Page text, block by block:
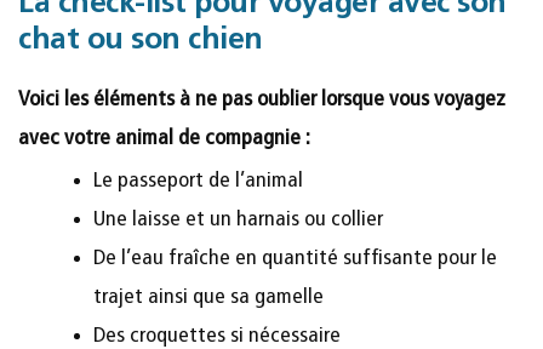
chat ou son chien
Voici les éléments à ne pas oublier lorsque vous voyagez
avec votre animal de compagnie :
Le passeport de l’animal
Une laisse et un harnais ou collier
De l’eau fraîche en quantité suffisante pour le
trajet ainsi que sa gamelle
Des croquettes si nécessaire